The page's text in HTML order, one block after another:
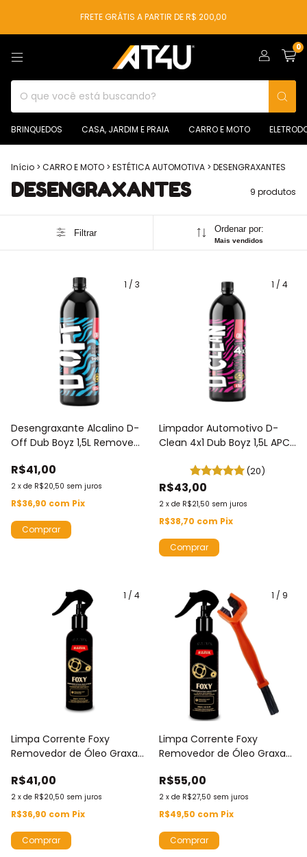
FRETE GRÁTIS A PARTIR DE R$ 200,00
0
BRINQUEDOS CASA, JARDIM E PRAIA CARRO E MOTO
Início > CARRO E MOTO > ESTÉTICA AUTOMOTIVA > DESENGRAXANTES
DESENGRAXANTES 9 produtos
Filtrar Ordenar por:
Mais vendidos
1 / 3
Desengraxante Alcalino D-
Off Dub Boyz 1,5L Remove
pH 12 Biodegradável
R$41,00
2 x de R$20,50 sem juros
R$36,90 com Pix
1 / 4
Limpador Automotivo D-
Clean 4x1 Dub Boyz 1,5L APC
Desincrustante Shampoo
pH 13
(20)
R$43,00
2 x de R$21,50 sem juros
R$38,70 com Pix
1 / 4
Limpa Corrente Foxy
Removedor de Óleo Graxa
R$41,00
2 x de R$20,50 sem juros
R$36,90 com Pix
1 / 9
Limpa Corrente Foxy
Removedor de Óleo Graxa
Corrente Kers
R$55,00
2 x de R$27,50 sem juros
R$49,50 com Pix